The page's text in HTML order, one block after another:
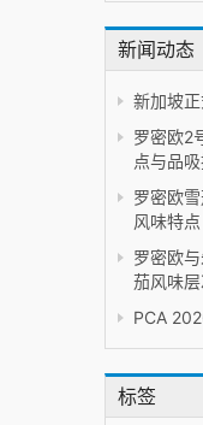
新闻动态
新加坡
罗密欧2
点与品
罗密欧
风味特点
罗密欧
茄风味
PCA
标签